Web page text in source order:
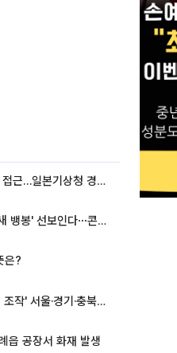
태풍 '돌핀' 오키나와 접근…일본기상청 경로 업데이트
빅뱅, 20주년 기념 '새 뱅봉' 선보인다⋯콘서트 앞두고 팝업 개최
은?
경기·충북 선관위 등 추가 압수수색
읍 공장서 화재 발생